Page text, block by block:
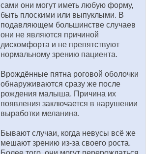
сами они могут иметь любую форму,
быть плоскими или выпуклыми. В
подавляющем большинстве случаев
они не являются причиной
дискомфорта и не препятствуют
нормальному зрению пациента.
Врождённые пятна роговой оболочки
обнаруживаются сразу же после
рождения малыша. Причина их
появления заключается в нарушении
выработки меланина.
Бывают случаи, когда невусы всё же
мешают зрению из-за своего роста.